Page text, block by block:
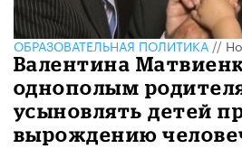
ОБРАЗОВАТЕЛЬНАЯ ПОЛИТИКА//
Валентина
однополым
усыновлять детей
вырождению